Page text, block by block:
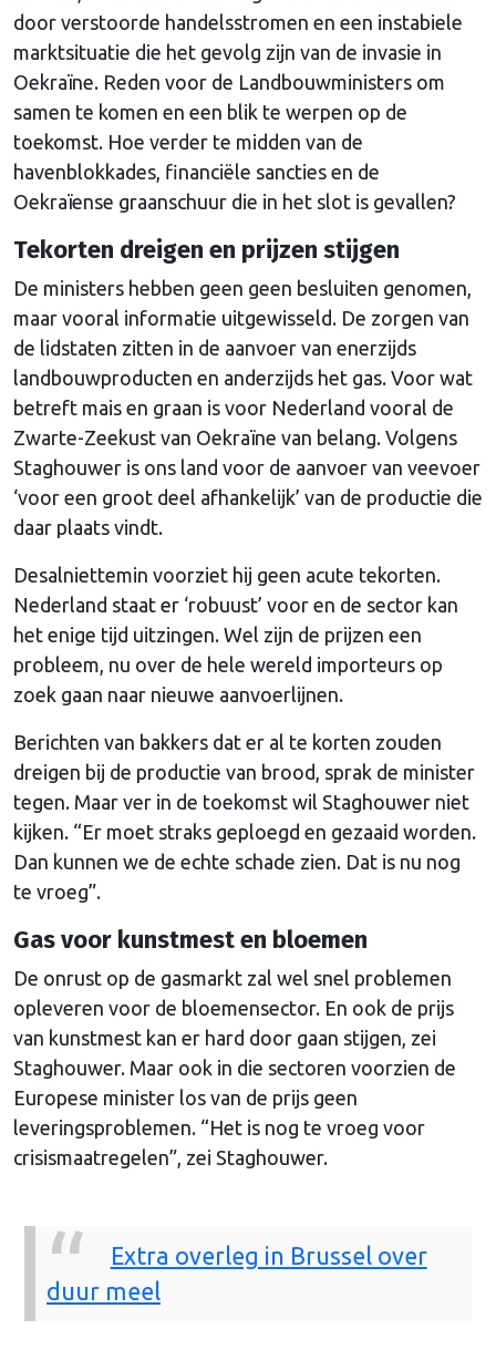
door verstoorde handelsstromen en een instabiele
marktsituatie die het gevolg zijn van de invasie in
Oekraïne. Reden voor de Landbouwministers om
samen te komen en een blik te werpen op de
toekomst. Hoe verder te midden van de
havenblokkades, financiële sancties en de
Oekraïense graanschuur die in het slot is gevallen?
Tekorten dreigen en prijzen stijgen
De ministers hebben geen geen besluiten genomen,
maar vooral informatie uitgewisseld. De zorgen van
de lidstaten zitten in de aanvoer van enerzijds
landbouwproducten en anderzijds het gas. Voor wat
betreft mais en graan is voor Nederland vooral de
Zwarte-Zeekust van Oekraïne van belang. Volgens
Staghouwer is ons land voor de aanvoer van veevoer
‘voor een groot deel afhankelijk’ van de productie die
daar plaats vindt.
Desalniettemin voorziet hij geen acute tekorten.
Nederland staat er ‘robuust’ voor en de sector kan
het enige tijd uitzingen. Wel zijn de prijzen een
probleem, nu over de hele wereld importeurs op
zoek gaan naar nieuwe aanvoerlijnen.
Berichten van bakkers dat er al te korten zouden
dreigen bij de productie van brood, sprak de minister
tegen. Maar ver in de toekomst wil Staghouwer niet
kijken. “Er moet straks geploegd en gezaaid worden.
Dan kunnen we de echte schade zien. Dat is nu nog
te vroeg”.
Gas voor kunstmest en bloemen
De onrust op de gasmarkt zal wel snel problemen
opleveren voor de bloemensector. En ook de prijs
van kunstmest kan er hard door gaan stijgen, zei
Staghouwer. Maar ook in die sectoren voorzien de
Europese minister los van de prijs geen
leveringsproblemen. “Het is nog te vroeg voor
crisismaatregelen”, zei Staghouwer.
Extra overleg in Brussel over
duur meel